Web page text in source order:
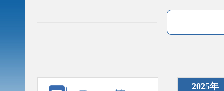
2025年